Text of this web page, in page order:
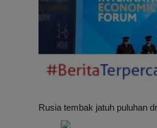
Rusia tembak jatuh puluhan